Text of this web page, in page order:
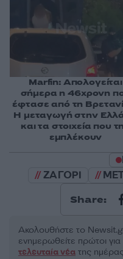
ΖΑΓΟΡΙ
Share:
Ακολουθήστε το
ενημερωθείτε πρώτοι
τελευταία νέα της ημέρας
Marfin: Απολογείται
σήμερα η 46χρονη
έφτασε από τη
Η μεταγωγή στην
και τα στοιχεία που
εμπλέκουν